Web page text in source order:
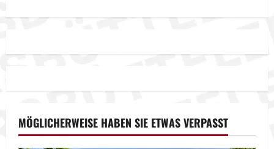
MÖGLICHERWEISE HABEN SIE ETWAS VERPASST